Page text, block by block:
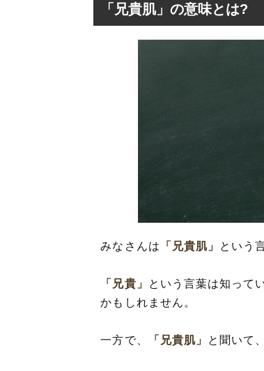
「兄貴
「兄貴
「親分
「兄貴肌」の意味とは?
みなさんは 「兄貴肌」 という
「兄貴」 という言葉は知って
かもしれません。
一方で、 「兄貴肌」 と聞いて